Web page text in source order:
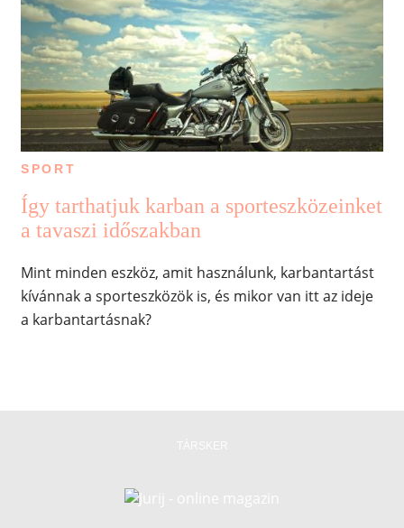
SPORT
Így tarthatjuk karban a sporteszközeinket
a tavaszi időszakban
Mint minden eszköz, amit használunk, karbantartást
kívánnak a sporteszközök is, és mikor van itt az ideje
a karbantartásnak?